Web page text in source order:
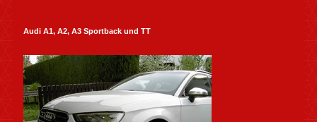
Audi A1, A2, A3 Sportback und TT